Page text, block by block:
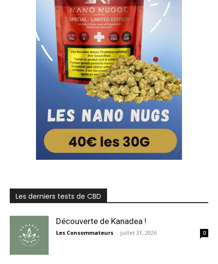
Les derniers tests de CBD
Découverte de Kanadea !
Les Consommateurs - juillet 31, 2026 0